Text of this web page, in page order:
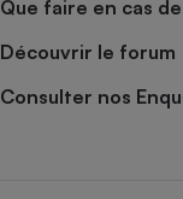
Que faire en cas
Découvrir le forum
Consulter nos